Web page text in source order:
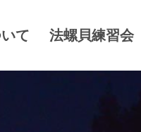
て 法螺貝練習会